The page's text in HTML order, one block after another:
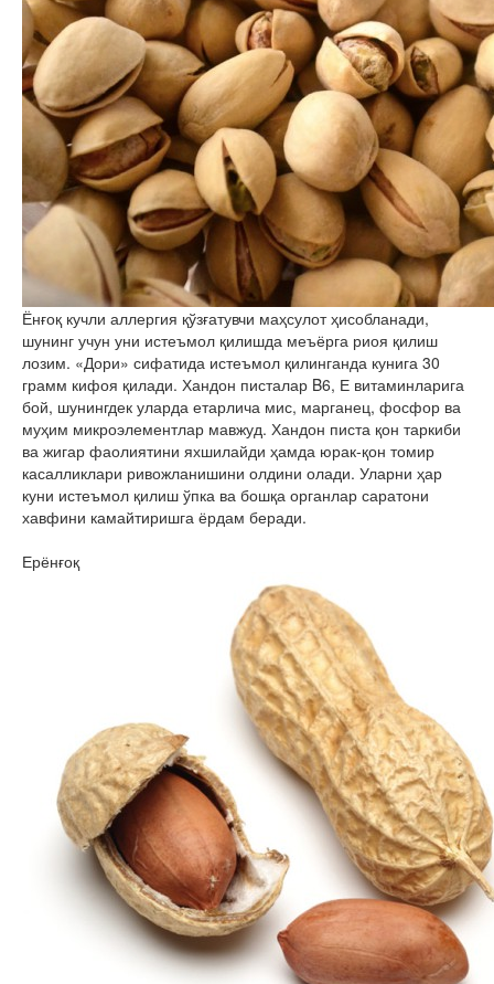
Ёнғоқ кучли аллергия қўзғатувчи маҳсулот ҳисобланади,
шунинг учун уни истеъмол қилишда меъёрга риоя қилиш
лозим. «Дори» сифатида истеъмол қилинганда кунига 30
грамм кифоя қилади. Хандон писталар B6, Е витаминларига
бой, шунингдек уларда етарлича мис, марганец, фосфор ва
муҳим микроэлементлар мавжуд. Хандон писта қон таркиби
ва жигар фаолиятини яхшилайди ҳамда юрак-қон томир
касалликлари ривожланишини олдини олади. Уларни ҳар
куни истеъмол қилиш ўпка ва бошқа органлар саратони
хавфини камайтиришга ёрдам беради.
Ерёнғоқ